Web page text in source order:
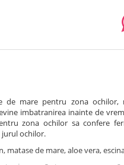
de mare pentru zona ochilor,
imbatranirea inainte de
zona ochilor sa confere
jurul ochilor.
matase de mare, aloe vera,